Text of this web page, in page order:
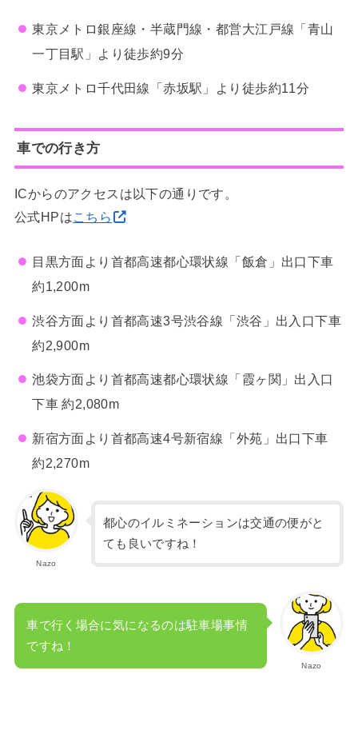
東京メトロ銀座線・半蔵門線・都営大江戸線「青山
一丁目駅」より徒歩約9分
東京メトロ千代田線「赤坂駅」より徒歩約11分
車での行き方
ICからのアクセスは以下の通りです。
公式HPはこちら
目黒方面より首都高速都心環状線「飯倉」出口下車
約1,200m
渋谷方面より首都高速3号渋谷線「渋谷」出入口下車
約2,900m
池袋方面より首都高速都心環状線「霞ヶ関」出入口
下車 約2,080m
新宿方面より首都高速4号新宿線「外苑」出口下車
約2,270m
Nazo
都心のイルミネーションは交通の便がと
ても良いですね！
Nazo
車で行く場合に気になるのは駐車場事情
ですね！